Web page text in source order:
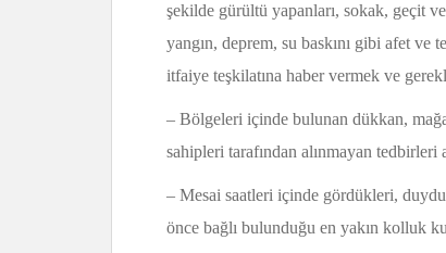
şekilde gürültü yapanları, sokak, geçit
yangın, deprem, su baskını gibi afet
itfaiye teşkilatına haber vermek ve
– Bölgeleri içinde bulunan dükkan,
sahipleri tarafından alınmayan tedbirleri
– Mesai saatleri içinde gördükleri,
önce bağlı bulunduğu en yakın kolluk